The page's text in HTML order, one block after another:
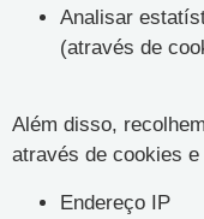
Analisar
(através de
Além disso,
através de cookies
Endereço IP